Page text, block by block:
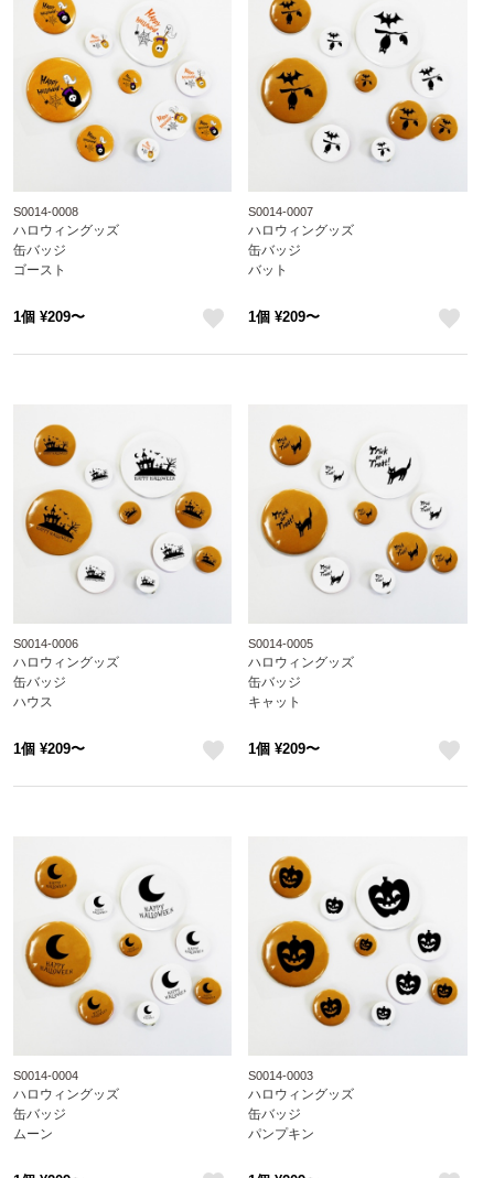
S0014-0008
ハロウィングッズ
缶バッジ
ゴースト
1個 ¥209〜
S0014-0007
ハロウィングッズ
缶バッジ
バット
1個 ¥209〜
S0014-0006
ハロウィングッズ
缶バッジ
ハウス
1個 ¥209〜
S0014-0005
ハロウィングッズ
缶バッジ
キャット
1個 ¥209〜
S0014-0004
ハロウィングッズ
缶バッジ
ムーン
S0014-0003
ハロウィングッズ
缶バッジ
パンプキン